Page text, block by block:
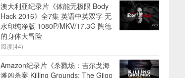
澳大利亚纪录片《体能无极限 Body
Hack 2016》全7集 英语中英双字 无
水印纯净版 1080P/MKV/17.3G 陶德
的身体大冒险
阅读(44)
Amazon纪录片《杀戮场：吉尔戈海
滩凶杀案 Killing Grounds: The Gilgo